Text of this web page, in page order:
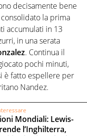
decisamente bene
la prima
accumulati in 13
in una serata
. Continua il
pochi minuti,
è fatto espellere per
Nandez.
Mondiali: Lewis-
l’Inghilterra,